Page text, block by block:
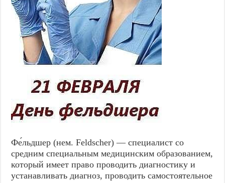
Фе́льдшер (нем. Feldscher) — специалист со
средним специальным медицинским образованием,
который имеет право проводить диагностику и
устанавливать диагноз, проводить самостоятельное